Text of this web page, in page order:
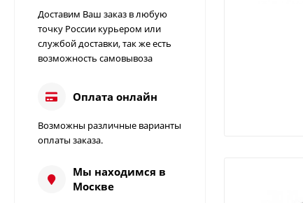
Доставим Ваш заказ в любую
точку России курьером или
службой доставки, так же есть
возможность самовывоза
Оплата онлайн
Возможны различные варианты
оплаты заказа.
Мы находимся в
Москве
Измеритель
сопротивления
Chauvin Arnoux
49 000₽ 85 000 ₽